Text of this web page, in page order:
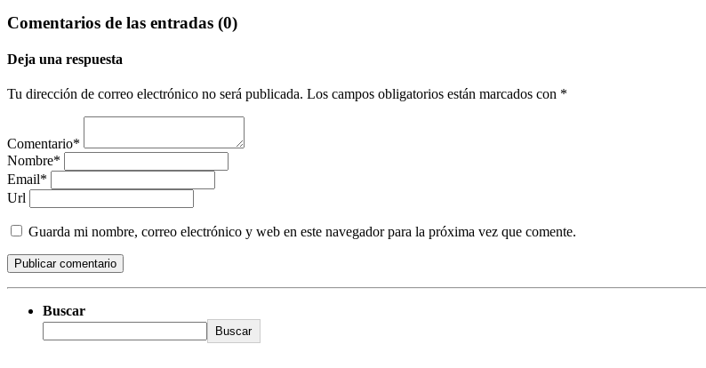
Comentarios de las entradas (0)
Deja una respuesta
Tu dirección de correo electrónico no será publicada. Los campos obligatorios están marcados con *
Comentario*
Nombre*
Email*
Url
Guarda mi nombre, correo electrónico y web en este navegador para la próxima vez que comente.
Buscar
Buscar